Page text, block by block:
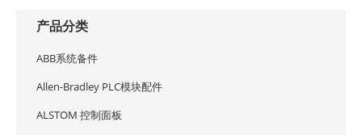
产品分类
ABB系统备件
Allen-Bradley PLC模块配件
ALSTOM 控制面板